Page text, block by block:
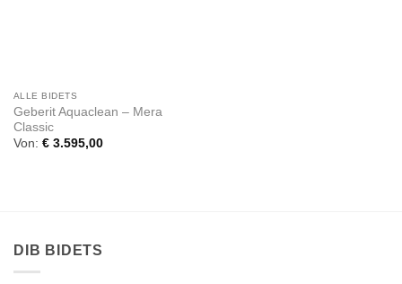
ALLE BIDETS
Geberit Aquaclean – Mera
Classic
Von: €3.595,00
DIB BIDETS